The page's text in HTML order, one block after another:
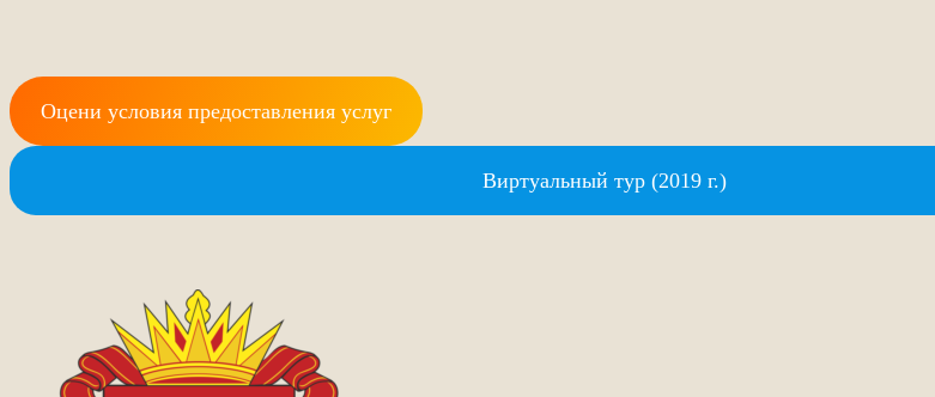
Оцени условия предоставления услуг
Виртуальный тур (2019 г.)